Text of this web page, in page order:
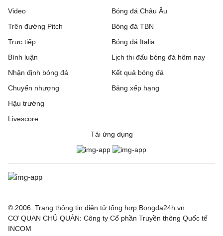
Video
Trên đường Pitch
Trực tiếp
Bóng đá Châu Âu
Bóng đá TBN
Bóng đá Italia
Bình luận
Nhận định bóng đá
Chuyển nhượng
Hậu trường
Livescore
Lịch thi đấu bóng đá hôm nay
Kết quả bóng đá
Bảng xếp hạng
Tải ứng dụng
© 2006. Trang thông tin điện tử tổng hợp Bongda24h.vn
CƠ QUAN CHỦ QUẢN: Công ty Cổ phần Truyền thông Quốc tế
INCOM